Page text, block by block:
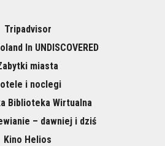
Tripadvisor
In UNDISCOVERED
miasta
i noclegi
Biblioteka Wirtualna
– dawniej i dziś
Kino Helios